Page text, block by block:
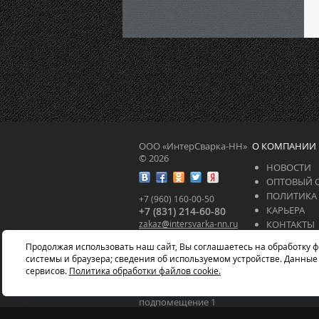
ООО «ИнтерСварка-НН»
© 2026
+7 (960) 160-00-50
+7 (831) 214-60-80
zakaz@intersvarka-nn.ru
603037, г. Нижний
Новгород, ул.
подпомещение 1
О КОМПАНИИ
НОВОСТИ
ОПТОВЫЙ
КАРЬЕРА
КОНТАКТЫ
СТАТЬИ
Продолжая использовать наш сайт, Вы соглашаетесь на
системы и браузера; сведения об используемом устройстве.
сервисов. Политика обработки файлов cookie.